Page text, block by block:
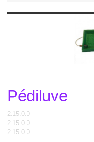
Pédiluve
2.15.0.0
2.15.0.0
2.15.0.0